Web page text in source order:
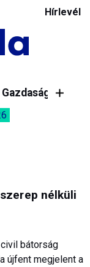
Hírlevél
Gazdaság
nélküli
bátorság
újfent megjelent a